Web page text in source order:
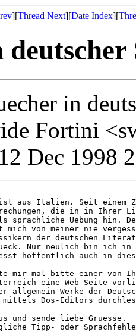
][Thread Next][Date Index][
in
Fortini
Dec 1998
aus Italien. Seit einem
die in in Ihrer
sprachliche Uebung hin.
mich von meiner nie
der deutschen
Nur neulich bin ich
hoffentlich auch in
mir mal bitte einer von
eine Web-Seite
allgemein Werke der
Dos-Editors
und sende liebe Gruesse.
Tipp- oder